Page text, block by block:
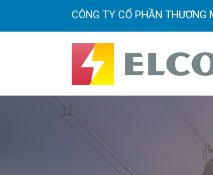
CÔNG TY CỔ PHẦN THƯƠNG